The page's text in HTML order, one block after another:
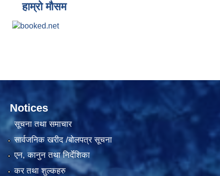
हाम्रो मौसम
Notices
सूचना तथा समाचार
सार्वजनिक खरीद /बोलपत्र सूचना
एन, कानुन तथा निर्देशिका
कर तथा शुल्कहरु